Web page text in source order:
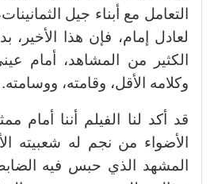
التعامل مع أبناء جيل
لعادل إمام، فإن هذا الأخير،
الكثير من المشاهد، أمام
وكلامه الأقل، وقامته، ووسامته.
قد أكد لنا الفيلم أننا أمام
الأضواء من نجم له شعبيته
المشهد الذي حبس فيه